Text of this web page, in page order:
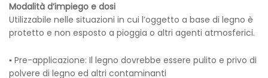
Modalità d’impiego e dosi
Utilizzabile nelle situazioni in cui l’oggetto a base di legno è
protetto e non esposto a pioggia o altri agenti atmosferici.
▪ Pre-applicazione: Il legno dovrebbe essere pulito e privo di
polvere di legno ed altri contaminanti